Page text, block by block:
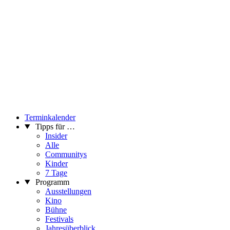
Terminkalender
Tipps für …
Insider
Alle
Communitys
Kinder
7 Tage
Programm
Ausstellungen
Kino
Bühne
Festivals
Jahresüberblick